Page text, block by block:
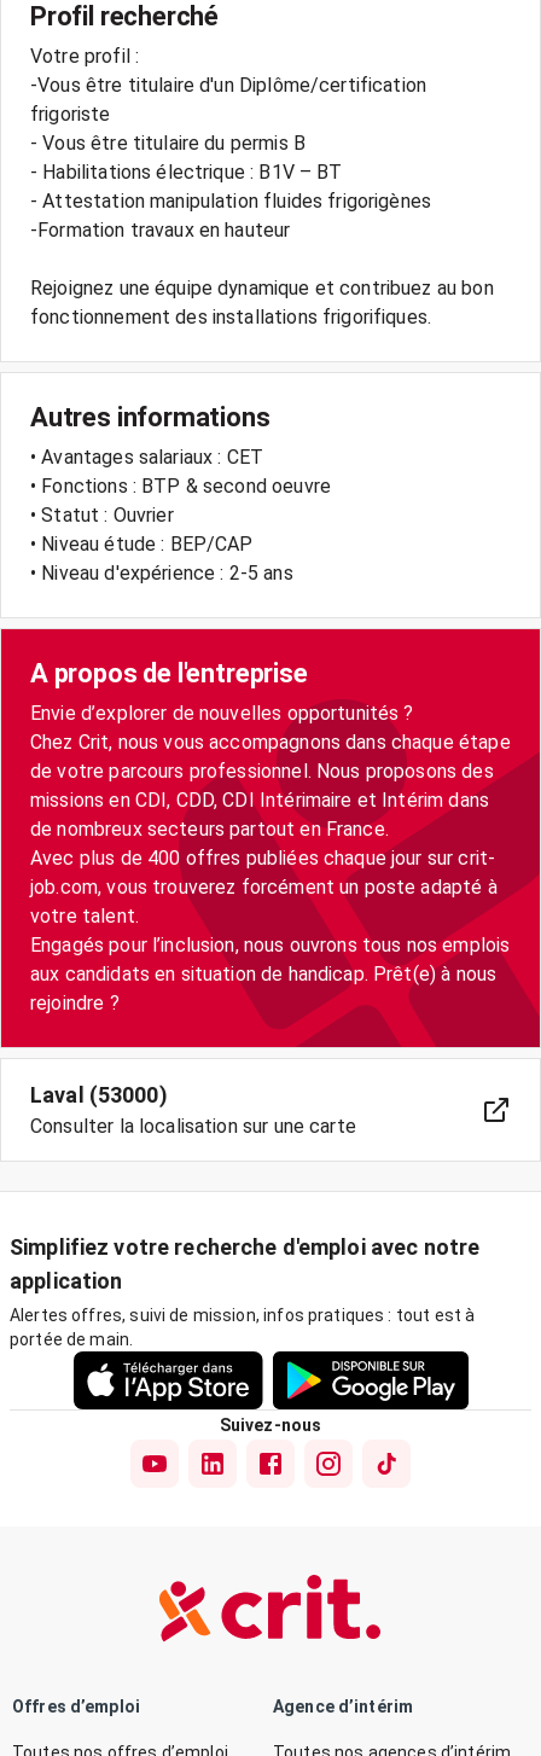
Profil recherché
Votre profil :
-Vous être titulaire d'un Diplôme/certification
frigoriste
- Vous être titulaire du permis B
- Habilitations électrique : B1V – BT
- Attestation manipulation fluides frigorigènes
-Formation travaux en hauteur
Rejoignez une équipe dynamique et contribuez au bon
fonctionnement des installations frigorifiques.
Autres informations
• Avantages salariaux : CET
• Fonctions : BTP & second oeuvre
• Statut : Ouvrier
• Niveau étude : BEP/CAP
• Niveau d'expérience : 2-5 ans
A propos de l'entreprise
Envie d’explorer de nouvelles opportunités ?
Chez Crit, nous vous accompagnons dans chaque étape
de votre parcours professionnel. Nous proposons des
missions en CDI, CDD, CDI Intérimaire et Intérim dans
de nombreux secteurs partout en France.
Avec plus de 400 offres publiées chaque jour sur crit-
job.com, vous trouverez forcément un poste adapté à
votre talent.
Engagés pour l’inclusion, nous ouvrons tous nos emplois
aux candidats en situation de handicap. Prêt(e) à nous
Laval (53000)
Consulter la localisation sur une carte
Simplifiez votre recherche d'emploi avec notre
application
Alertes offres, suivi de mission, infos pratiques : tout est à
portée de main.
Suivez-nous
Offres d’emploi Agence d’intérim